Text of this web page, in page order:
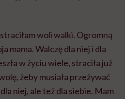
woli walki. Ogromną
mama. Walczę dla niej i dla
w życiu wiele, straciła już
żeby musiała przeżywać
niej, ale też dla siebie. Mam